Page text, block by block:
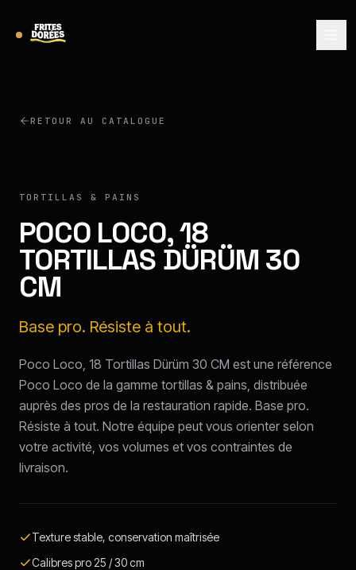
RETOUR AU CATALOGUE
TORTILLAS & PAINS
POCO LOCO, 18
TORTILLAS DÜRÜM 30
CM
Base pro. Résiste à tout.
Poco Loco, 18 Tortillas Dürüm 30 CM est une référence
Poco Loco de la gamme tortillas & pains, distribuée
auprès des pros de la restauration rapide. Base pro.
Résiste à tout. Notre équipe peut vous orienter selon
votre activité, vos volumes et vos contraintes de
livraison.
Texture stable, conservation maîtrisée
Calibres pro 25 / 30 cm